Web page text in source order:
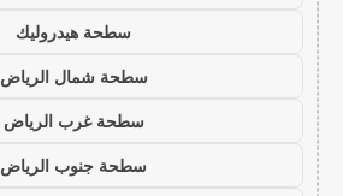
سطحة هيدروليك
سطحة شمال الرياض
سطحة غرب الرياض
سطحة جنوب الرياض